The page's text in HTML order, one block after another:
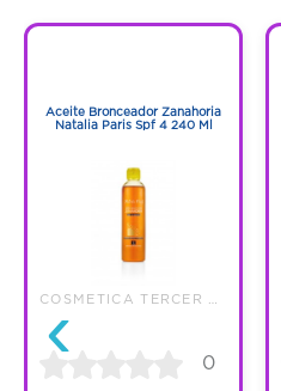
‹
Aceite Bronceador Zanahoria
Natalia Paris Spf 4 240 Ml
0